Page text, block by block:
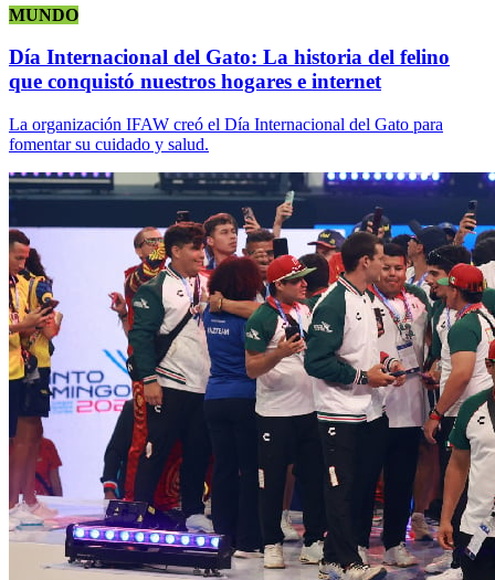
MUNDO
Día Internacional del Gato: La historia del felino
que conquistó nuestros hogares e internet
La organización IFAW creó el Día Internacional del Gato para
fomentar su cuidado y salud.